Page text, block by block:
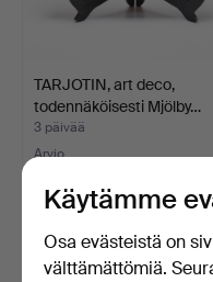
TARJOTIN, art deco,
todennäköisesti Mjölby…
3 päivää
Arvio
Käytämme
Osa evästeistä on
välttämättömiä.